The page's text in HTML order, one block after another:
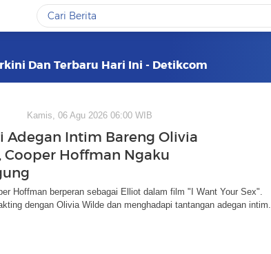
Dan Terbaru Hari Ini - Detikcom
Kamis, 06 Agu 2026 06:00 WIB
Adegan Intim Bareng Olivia
Cooper Hoffman Ngaku
Hoffman berperan sebagai Elliot dalam film "I Want Your Sex".
dengan Olivia Wilde dan menghadapi tantangan adegan intim.